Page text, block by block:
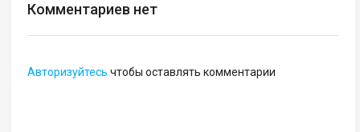
Комментариев нет
Авторизуйтесь чтобы оставлять комментарии